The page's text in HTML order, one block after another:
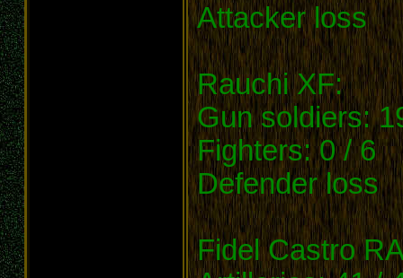
Attacker loss
Rauchi XF:
Gun soldiers:
Fighters: 0 / 6
Defender loss
Fidel Castro